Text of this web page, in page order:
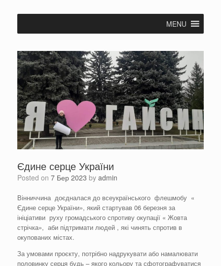
MENU
Єдине серце України
Posted on 7 Бер 2023 by admin
Вінниччина доєдналася до всеукраїнського флешмобу «
Єдине серце України», який стартував 06 березня за
ініціативи руху громадського спротиву окупації « Жовта
стрічка», аби підтримати людей , які чинять спротив в
окупованих містах.
За умовами проєкту, потрібно надрукувати або намалювати
половинку серця будь – якого кольору та сфотографуватися